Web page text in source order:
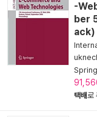
-
ber
ack)
택배로